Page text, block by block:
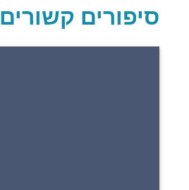
סיפורים קשורים